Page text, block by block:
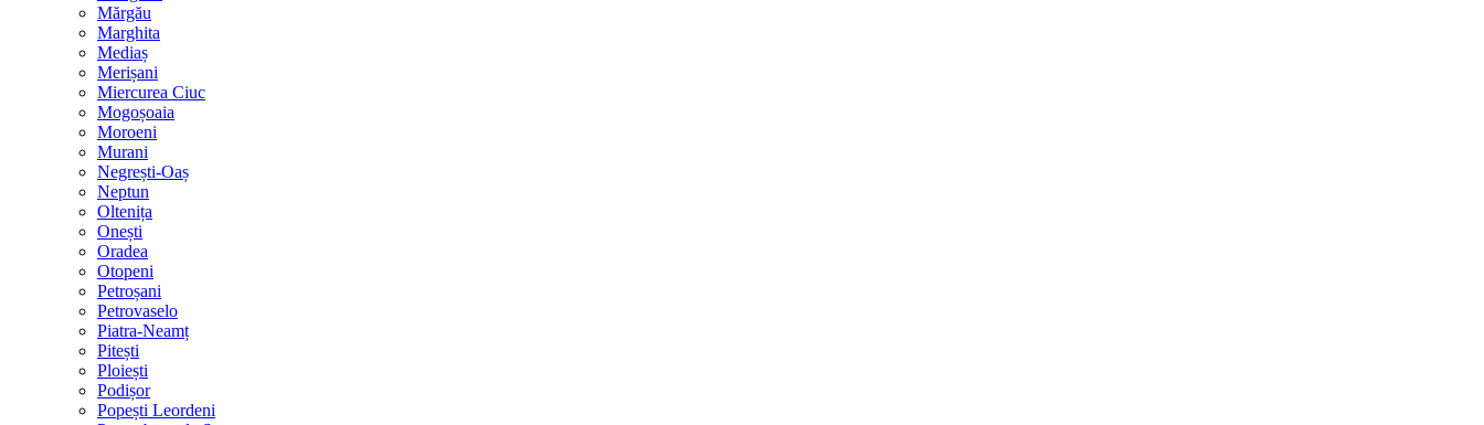
Mărgău
Marghita
Mediaș
Merișani
Miercurea Ciuc
Mogoșoaia
Moroeni
Murani
Negrești-Oaș
Neptun
Oltenița
Onești
Oradea
Otopeni
Petroșani
Petrovaselo
Piatra-Neamț
Pitești
Ploiești
Podișor
Popești Leordeni